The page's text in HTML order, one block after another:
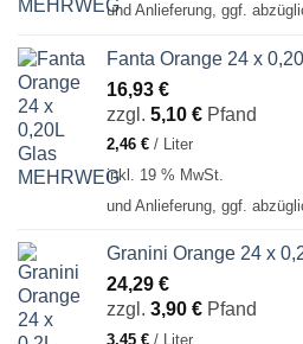
und Anlieferung, ggf.
Fanta Orange 24 x
16,93 €
zzgl. 5,10 € Pfand
2,46 € /
Liter
inkl. 19 % MwSt.
und Anlieferung, ggf.
Granini Orange 24 x
24,29 €
zzgl. 3,90 € Pfand
3,45 € / Liter